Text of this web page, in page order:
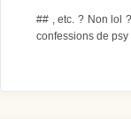
## , etc. ? Non lol
confessions de